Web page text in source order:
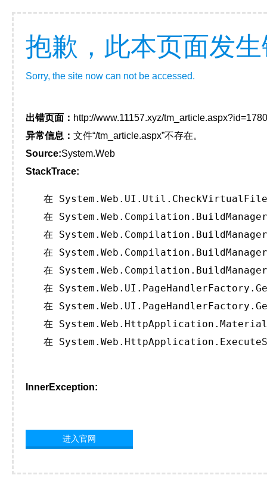
抱歉，此本页面发
Sorry, the site now can not be accessed.
出错页面： http://www.11157.xyz/
异常信息： 文件“/tm_article.aspx”不存在。
Source:System.Web
StackTrace:
在
在
在
在
在
在
在
在
在
InnerException:
进入官网